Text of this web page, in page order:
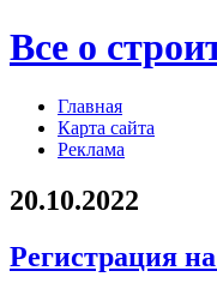
Все о
Главная
Карта сайта
Реклама
20.10.2022
Регистрация